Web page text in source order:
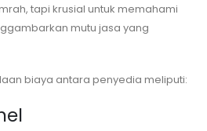
tapi krusial untuk memahami
mutu jasa yang
biaya antara penyedia meliputi: